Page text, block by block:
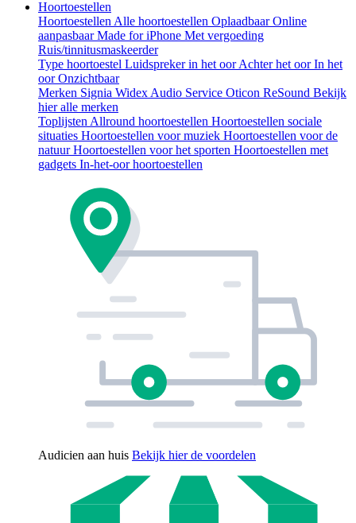
Hoortoestellen
Hoortoestellen Alle hoortoestellen OplaadbaarOnline
aanpasbaarMade for iPhone Met vergoeding
Ruis/tinnitusmaskeerder
Type hoortoestel Luidspreker in het oorAchter het oorIn het
oorOnzichtbaar
Merken Signia Widex Audio Service Oticon ReSound Bekijk
hier alle merken
Toplijsten Allround hoortoestellen Hoortoestellen sociale
situaties Hoortoestellen voor muziek Hoortoestellen voor de
natuurHoortoestellen voor het sporten Hoortoestellen met
gadgets In-het-oor hoortoestellen
Audicien aan huis Bekijk hier de voordelen